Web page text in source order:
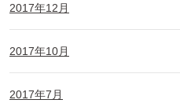
2017年12月
2017年10月
2017年7月